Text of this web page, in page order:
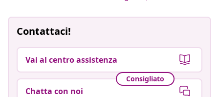
Contattaci!
Vai al centro assistenza
Consigliato
Chatta con noi